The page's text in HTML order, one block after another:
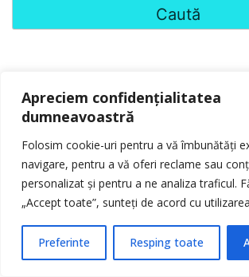
Apreciem confidențialitatea
dumneavoastră
Folosim cookie-uri pentru a vă îmbunătăți
navigare, pentru a vă oferi reclame sau
personalizat și pentru a ne analiza traficul.
„Accept toate”, sunteți de acord cu
Preferinte Resping toate
Ultimele postări
Simpozionul Internațional
Vizuale ARTA ÎN
aniversară
Schimbarea la Față
14 ani de excelență! 1.472
transformă Jiboul într-un
performanței artistice din
Liniște de vară